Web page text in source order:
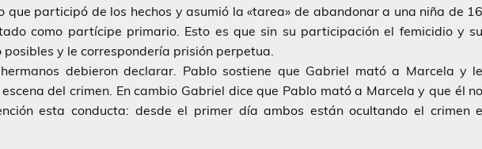
que participó de los hechos y asumió la «tarea» de abandonar a una niña de 16
como partícipe primario. Esto es que sin su participación el femicidio y su
y le correspondería prisión perpetua.
debieron declarar. Pablo sostiene que Gabriel mató a Marcela y le
del crimen. En cambio Gabriel dice que Pablo mató a Marcela y que él no
esta conducta: desde el primer día ambos están ocultando el crimen e